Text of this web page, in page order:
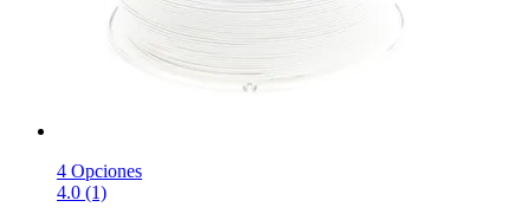
4 Opciones
4.0 (1)